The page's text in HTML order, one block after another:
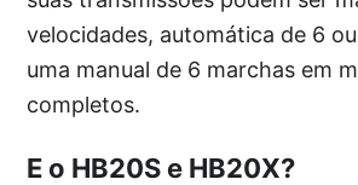
velocidades, automática de 6
uma manual de 6 marchas em
completos.
E o HB20S e HB20X?